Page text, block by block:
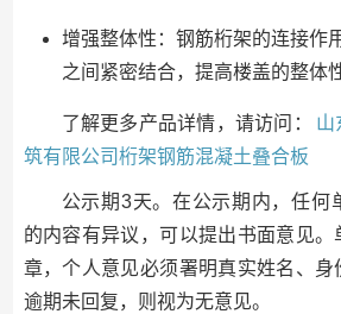
增强整体性：钢筋桁架的连接作
之间紧密结合，提高楼盖的整体
了解更多产品详情，请访问：
山
筑有限公司桁架钢筋混凝土叠合板
公示期3天。在公示期内，任何
的内容有异议，可以提出书面意见
章，个人意见必须署明真实姓名、身
逾期未回复，则视为无意见。